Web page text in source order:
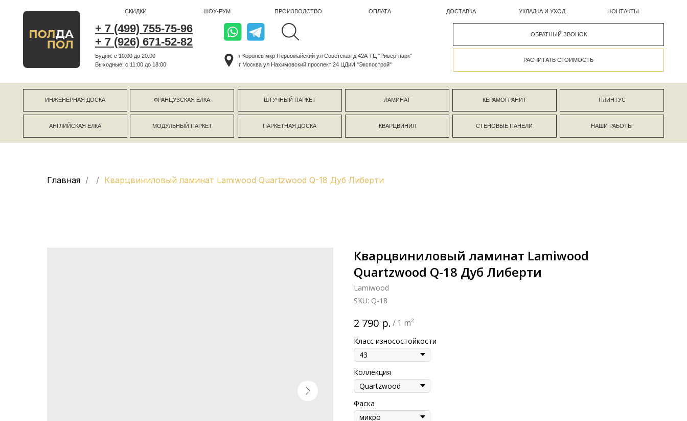
+ 7 (499) 755-75-96
+ 7 (926) 671-52-82
СКИДКИ ШОУ-РУМ ПРОИЗВОДСТВО КОНТАКТЫ
УКЛАДКА И УХОД
Будни: с 10:00 до 20:00
Выходные: c 11:00 до 18:00
г Москва ул Нахимовский проспект 24 ЦДиИ "Экспострой"
ИНЖЕНЕРНАЯ ДОСКА
АНГЛИЙСКАЯ ЕЛКА
ФРАНЦУЗСКАЯ ЕЛКА
ПАРКЕТНАЯ ДОСКА
МОДУЛЬНЫЙ ПАРКЕТ
ШТУЧНЫЙ ПАРКЕТ
КВАРЦВИНИЛ
КЕРАМОГРАНИТ
СТЕНОВЫЕ ПАНЕЛИ
ЛАМИНАТ
НАШИ РАБОТЫ
ПЛИНТУС
Главная Кварцвиниловый ламинат Lamiwood Quartzwood Q-18 Дуб Либерти
Кварцвиниловый ламинат Lamiwood
Quartzwood Q-18 Дуб Либерти
Lamiwood
SKU: Q-18
2 790 р./ 1 m²
Класс износостойкости
Коллекция
Фаска